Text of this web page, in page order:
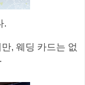
.
, 웨딩 카드는 없